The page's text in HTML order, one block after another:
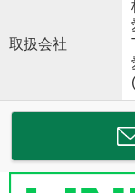
取扱会社